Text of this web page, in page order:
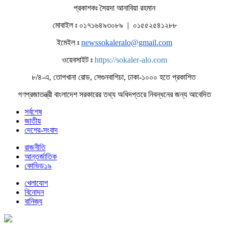
প্রকাশকঃ সৈয়দা আনাবিয়া রহমান
মোবাইল ঃ ০১৭১৬৪৯৩০৮৯ | ০১৫৫২৫৪১২৮৮
ইমেইল ঃ newssokaleralo@gmail.com
ওয়েবসাইট ঃ https://sokaler-alo.com
৮/৪-এ, তোপখানা রোড, সেগুনবাগিচা, ঢাকা-১০০০ হতে প্রকাশিত
গণপ্রজাতন্ত্রী বাংলাদেশ সরকারের তথ্য অধিদপ্তরে নিবন্ধনের জন্য আবেদিত
সর্বশেষ
জাতীয়
দেশের-সংবাদ
রাজনীতি
আন্তর্জাতিক
কোভিড১৯
খেলাযোগ
বিনোদন
বানিজ্য